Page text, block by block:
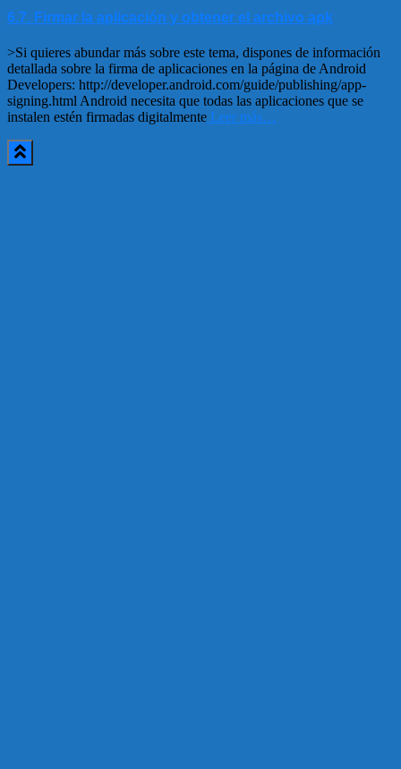
6.7. Firmar la aplicación y obtener el archivo apk
>Si quieres abundar más sobre este tema, dispones de información
detallada sobre la firma de aplicaciones en la página de Android
Developers: http://developer.android.com/guide/publishing/app-
signing.html Android necesita que todas las aplicaciones que se
instalen estén firmadas digitalmente Leer más…